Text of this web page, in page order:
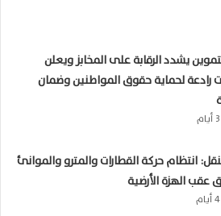
يشدد الرقابة على المخابز ويعلن
رادعة لحماية حقوق المواطنين وضمان
انتظام حركة القطارات والمترو والموانئ
عقب الهزة الأرضية